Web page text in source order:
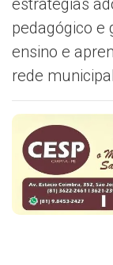
estratégias
pedagógico e
ensino e
rede